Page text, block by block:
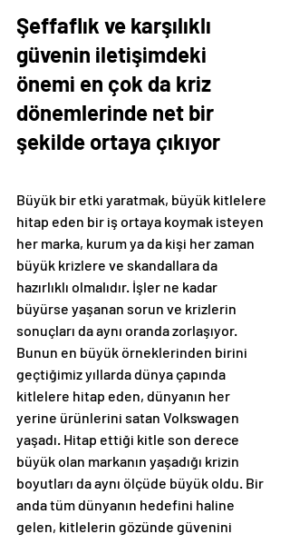
Şeffaflık ve karşılıklı
güvenin iletişimdeki
önemi en çok da kriz
dönemlerinde net bir
şekilde ortaya çıkıyor
Büyük bir etki yaratmak, büyük kitlelere
hitap eden bir iş ortaya koymak isteyen
her marka, kurum ya da kişi her zaman
büyük krizlere ve skandallara da
hazırlıklı olmalıdır. İşler ne kadar
büyürse yaşanan sorun ve krizlerin
sonuçları da aynı oranda zorlaşıyor.
Bunun en büyük örneklerinden birini
geçtiğimiz yıllarda dünya çapında
kitlelere hitap eden, dünyanın her
yerine ürünlerini satan Volkswagen
yaşadı. Hitap ettiği kitle son derece
büyük olan markanın yaşadığı krizin
boyutları da aynı ölçüde büyük oldu. Bir
anda tüm dünyanın hedefini haline
gelen, kitlelerin gözünde güvenini